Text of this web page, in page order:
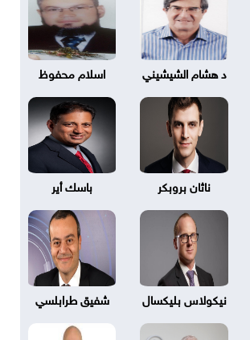
د هشام الشيشيني اسلام محفوظ
ناثان بروبكر باسك أير
نيكولاس بليكسال شفيق طرابلسي